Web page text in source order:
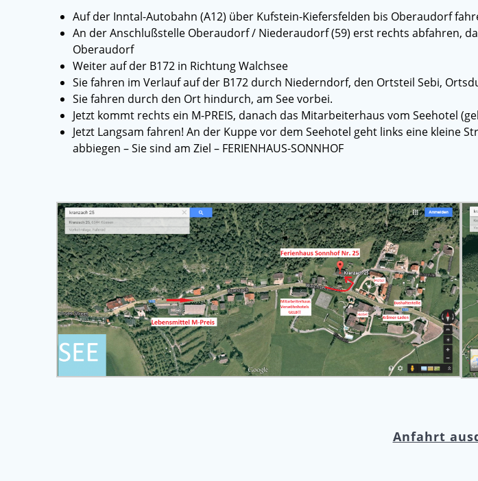
Auf der Inntal-Autobahn (A12) über Kufstein-Kiefersfelden bis Oberaudorf
An der Anschlußstelle Oberaudorf / Niederaudorf (59) erst rechts abfahren,
Oberaudorf
Weiter auf der B172 in Richtung Walchsee
Sie fahren im Verlauf auf der B172 durch Niederndorf, den Ortsteil Sebi,
Sie fahren durch den Ort hindurch, am See vorbei.
Jetzt kommt rechts ein M-PREIS, danach das Mitarbeiterhaus vom Seehotel
Jetzt Langsam fahren! An der Kuppe vor dem Seehotel geht links eine kleine
abbiegen – Sie sind am Ziel – FERIENHAUS-SONNHOF
Anfahrt